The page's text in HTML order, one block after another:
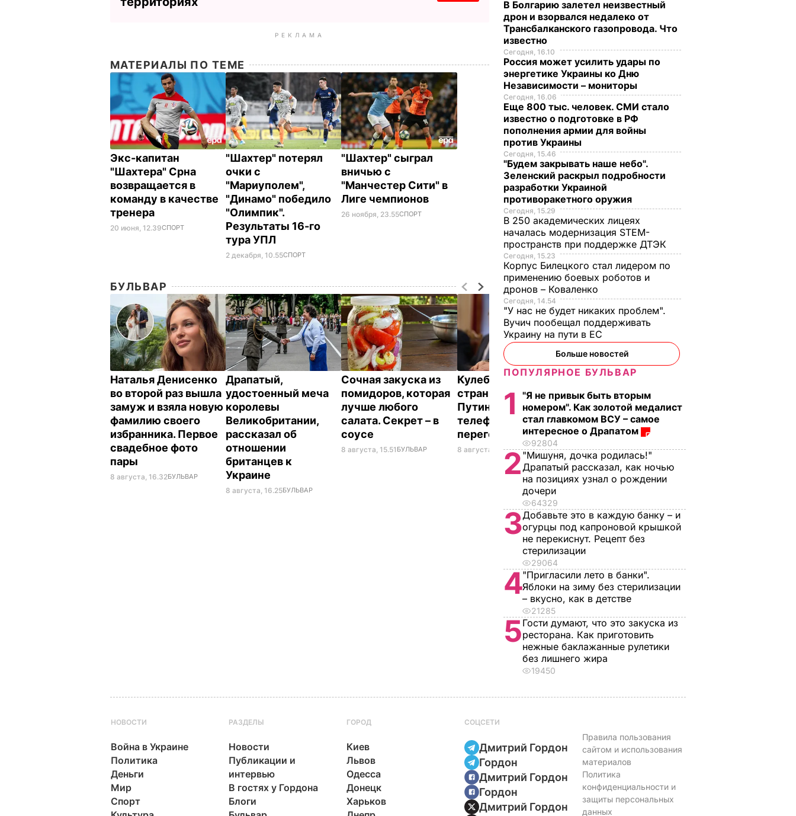
РЕКЛАМА
МАТЕРИАЛЫ ПО ТЕМЕ
Экс-капитан
"Шахтера" Срна
возвращается в
команду в качестве
тренера
20 июня, 12.39СПОРТ
"Шахтер" потерял
очки с
"Мариуполем",
"Динамо" победило
"Олимпик".
Результаты 16-го
тура УПЛ
2 декабря, 10.55СПОРТ
"Шахтер" сыграл
вничью с
"Манчестер Сити" в
Лиге чемпионов
26 ноября, 23.55СПОРТ
БУЛЬВАР
Наталья Денисенко
во второй раз вышла
замуж и взяла новую
фамилию своего
избранника. Первое
свадебное фото
пары
8 августа, 16.32БУЛЬВАР
Драпатый,
удостоенный меча
королевы
Великобритании,
рассказал об
отношении
британцев к
Украине
8 августа, 16.25БУЛЬВАР
Сочная закуска из
помидоров, которая
лучше любого
салата. Секрет – в
соусе
8 августа, 15.51 БУЛЬВАР
Кулеба рассказал о
странной манере
Путина вести
телефонные
переговоры
8 августа, 10.25МИР
Кулеба объяснил,
почему Трамп на
самом деле
придрался к
костюму
Зеленского
8 августа, 08.33
В Болгарию залетел неизвестный
дрон и взорвался недалеко от
Трансбалканского газопровода. Что
известно
Сегодня, 16.10
Россия может усилить удары по
энергетике Украины ко Дню
Независимости – мониторы
Сегодня, 16.06
Еще 800 тыс. человек. СМИ стало
известно о подготовке в РФ
пополнения армии для войны
против Украины
Сегодня, 15.46
"Будем закрывать наше небо".
Зеленский раскрыл подробности
разработки Украиной
противоракетного оружия
Сегодня, 15.29
В 250 академических лицеях
началась модернизация STEM-
пространств при поддержке ДТЭК​
Сегодня, 15.23
Корпус Билецкого стал лидером по
применению боевых роботов и
дронов – Коваленко
Сегодня, 14.54
"У нас не будет никаких проблем".
Вучич пообещал поддерживать
Украину на пути в ЕС
Больше новостей
ПОПУЛЯРНОЕ БУЛЬВАР
1
"Я не привык быть вторым
номером". Как золотой медалист
стал главкомом ВСУ – самое
интересное о Драпатом
92804
2 "Мишуня, дочка родилась!"
Драпатый рассказал, как ночью
на позициях узнал о рождении
дочери
64329
3Добавьте это в каждую банку – и
огурцы под капроновой крышкой
не перекиснут. Рецепт без
стерилизации
29064
4"Пригласили лето в банки".
Яблоки на зиму без стерилизации
– вкусно, как в детстве
21285
5Гости думают, что это закуска из
ресторана. Как приготовить
нежные баклажанные рулетики
без лишнего жира
19450
НОВОСТИ
Война в Украине
Политика
Деньги
Мир
Спорт
РАЗДЕЛЫ
Новости
Публикации и
интервью
В гостях у Гордона
Блоги
ГОРОД
Киев
Львов
Одесса
Донецк
Харьков
СОЦСЕТИ
Дмитрий Гордон
Гордон
Дмитрий Гордон
Гордон
Дмитрий Гордон
Правила пользования
сайтом и использования
материалов
Политика
конфиденциальности и
защиты персональных
данных